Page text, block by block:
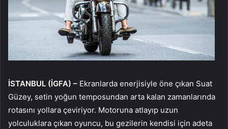
İSTANBUL (İGFA) – Ekranlarda enerjisiyle öne çıkan Suat
Güzey, setin yoğun temposundan arta kalan zamanlarında
rotasını yollara çeviriyor. Motoruna atlayıp uzun
yolculuklara çıkan oyuncu, bu gezilerin kendisi için adeta